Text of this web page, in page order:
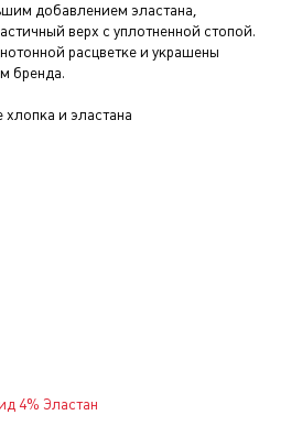
добавлением эластана,
верх с уплотненной стопой.
расцветке и украшены
бренда.
и эластана
4% Эластан